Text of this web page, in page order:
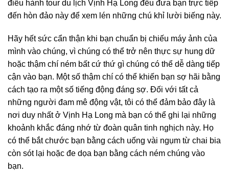
điều hành tour du lịch Vịnh Hạ Long đều đưa bạn trực tiếp
đến hòn đảo này để xem lén những chú khỉ lười biếng này.
Hãy hết sức cẩn thận khi bạn chuẩn bị chiếu máy ảnh của
mình vào chúng, vì chúng có thể trở nên thực sự hung dữ
hoặc thậm chí ném bất cứ thứ gì chúng có thể dễ dàng tiếp
cận vào bạn. Một số thậm chí có thể khiến bạn sợ hãi bằng
cách tạo ra một số tiếng động đáng sợ. Đối với tất cả
những người đam mê động vật, tôi có thể đảm bảo đây là
nơi duy nhất ở Vịnh Hạ Long mà bạn có thể ghi lại những
khoảnh khắc đáng nhớ từ đoàn quân tinh nghịch này. Họ
có thể bắt chước bạn bằng cách uống vài ngụm từ chai bia
còn sót lại hoặc đe dọa bạn bằng cách ném chúng vào
bạn.